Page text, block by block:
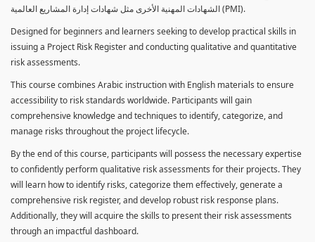
الشهادات المهنية الأخرى مثل شهادات إدارة المشاريع العالمية (PMI).
Designed for beginners and learners seeking to develop practical skills in
issuing a Project Risk Register and conducting qualitative and quantitative
risk assessments.
This course combines Arabic instruction with English materials to ensure
accessibility to risk standards worldwide. Participants will gain
comprehensive knowledge and techniques to identify, categorize, and
manage risks throughout the project lifecycle.
By the end of this course, participants will possess the necessary expertise
to confidently perform qualitative risk assessments for their projects. They
will learn how to identify risks, categorize them effectively, generate a
comprehensive risk register, and develop robust risk response plans.
Additionally, they will acquire the skills to present their risk assessments
through an impactful dashboard.